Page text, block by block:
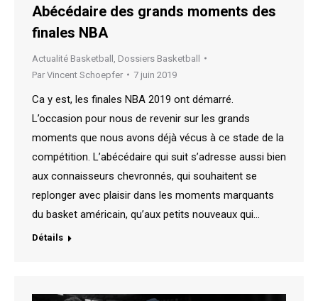
Abécédaire des grands moments des
finales NBA
Actualité Basketball Dossiers Basketball
Par Vincent Schoepfer 7 juin 2019
Ca y est, les finales NBA 2019 ont démarré.
L’occasion pour nous de revenir sur les grands
moments que nous avons déjà vécus à ce stade de la
compétition. L’abécédaire qui suit s’adresse aussi bien
aux connaisseurs chevronnés, qui souhaitent se
replonger avec plaisir dans les moments marquants
du basket américain, qu’aux petits nouveaux qui…
Détails